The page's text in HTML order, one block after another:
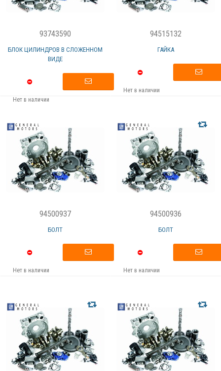
93743590
БЛОК ЦИЛИНДРОВ В СЛОЖЕННОМ
ВИДЕ
Нет в наличии
94515132
ГАЙКА
Нет в наличии
94500937
БОЛТ
Нет в наличии
94500936
БОЛТ
Нет в наличии